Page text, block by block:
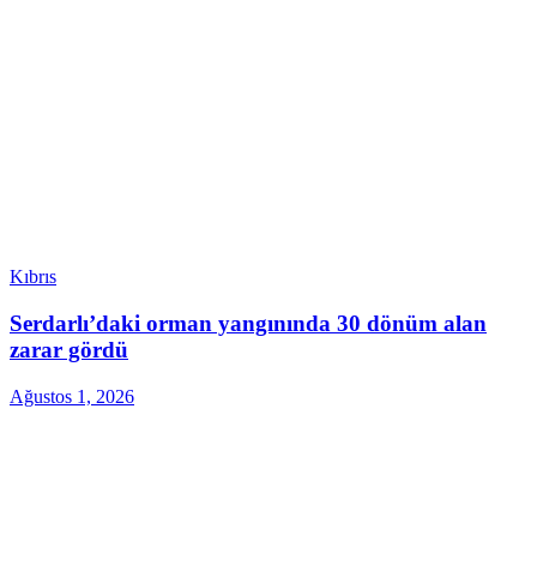
Kıbrıs
Serdarlı’daki orman yangınında 30 dönüm alan
zarar gördü
Ağustos 1, 2026